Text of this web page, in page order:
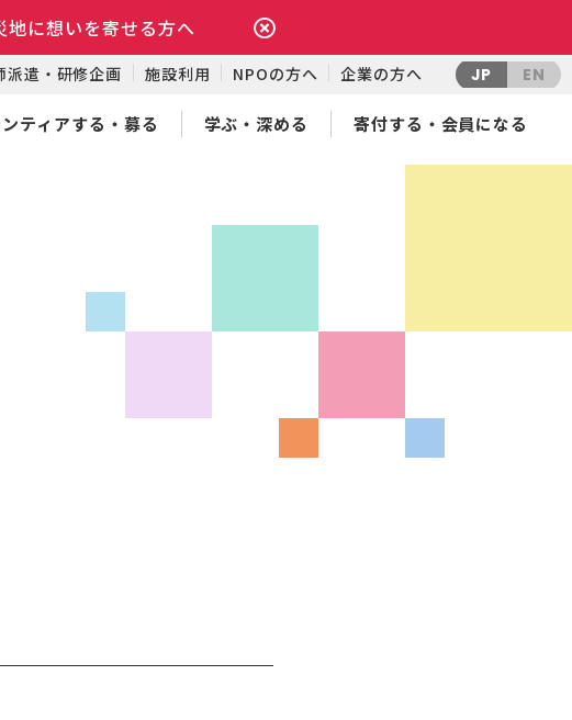
地に想いを寄せる方へ
派遣・研修企画 施設利用 NPOの方へ 企業の方へ JP EN
ティアする・募る 学ぶ・深める 寄付する・会員になる